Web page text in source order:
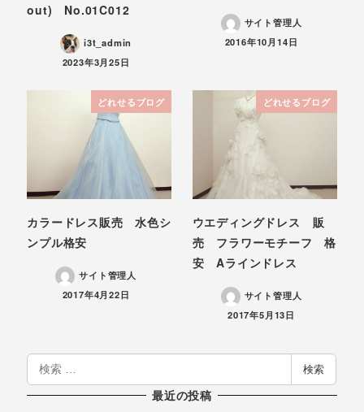
out) No.01C012
i3t_admin
投稿日
2023年3月25日
サイト管理人
投稿日
2016年10月14日
どれせるブログ
カラードレス販売 水色シ
ンプル格安
サイト管理人
投稿日
2017年4月22日
どれせるブログ
ウエディングドレス 販
売 フラワーモチーフ 格
安 Aラインドレス
サイト管理人
投稿日
2017年5月13日
検
索
検索
最近の投稿